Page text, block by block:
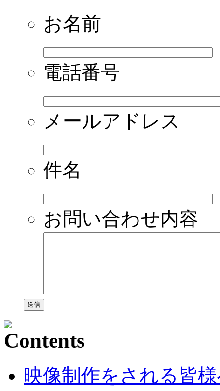
お名前
電話番号
メールアドレス
件名
お問い合わせ内容
映像制作をされる皆